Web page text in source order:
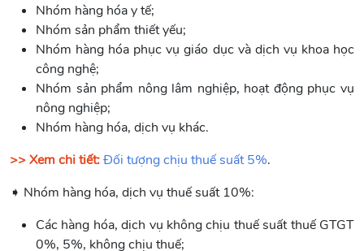
Nhóm hàng hóa y tế;
Nhóm sản phẩm thiết yếu;
Nhóm hàng hóa phục vụ giáo dục và dịch vụ khoa học
công nghệ;
Nhóm sản phẩm nông lâm nghiệp, hoạt động phục vụ
nông nghiệp;
Nhóm hàng hóa, dịch vụ khác.
>> Xem chi tiết:Đối tượng chịu thuế suất 5%.
➧ Nhóm hàng hóa, dịch vụ thuế suất 10%:
Các hàng hóa, dịch vụ không chịu thuế suất thuế GTGT
0%, 5%, không chịu thuế;